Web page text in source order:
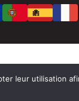
leur utilisation